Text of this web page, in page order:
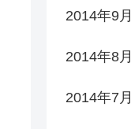
2014年9月
2014年8月
2014年7月